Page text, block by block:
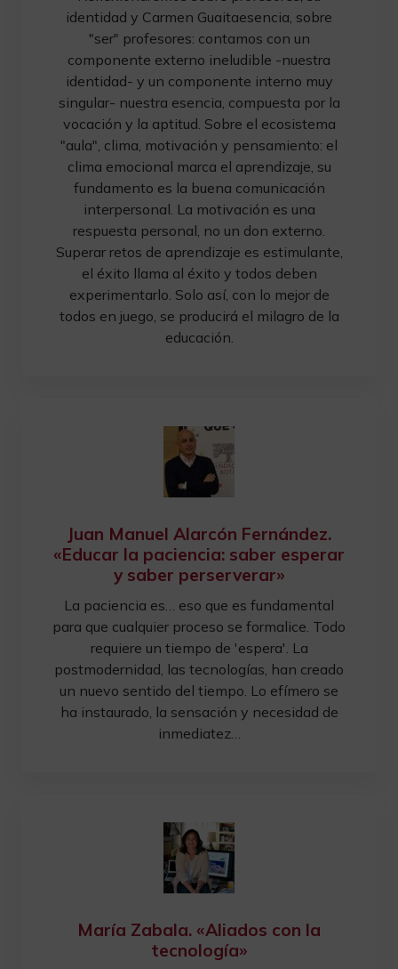
identidad y Carmen Guaitaesencia, sobre
"ser" profesores: contamos con un
componente externo ineludible -nuestra
identidad- y un componente interno muy
singular- nuestra esencia, compuesta por la
vocación y la aptitud. Sobre el ecosistema
"aula", clima, motivación y pensamiento: el
clima emocional marca el aprendizaje, su
fundamento es la buena comunicación
interpersonal. La motivación es una
respuesta personal, no un don externo.
Superar retos de aprendizaje es estimulante,
el éxito llama al éxito y todos deben
experimentarlo. Solo así, con lo mejor de
todos en juego, se producirá el milagro de la
educación.
Juan Manuel Alarcón Fernández.
«Educar la paciencia: saber esperar
y saber perserverar»
La paciencia es… eso que es fundamental
para que cualquier proceso se formalice. Todo
requiere un tiempo de 'espera'. La
postmodernidad, las tecnologías, han creado
un nuevo sentido del tiempo. Lo efímero se
ha instaurado, la sensación y necesidad de
inmediatez…
María Zabala. «Aliados con la
tecnología»